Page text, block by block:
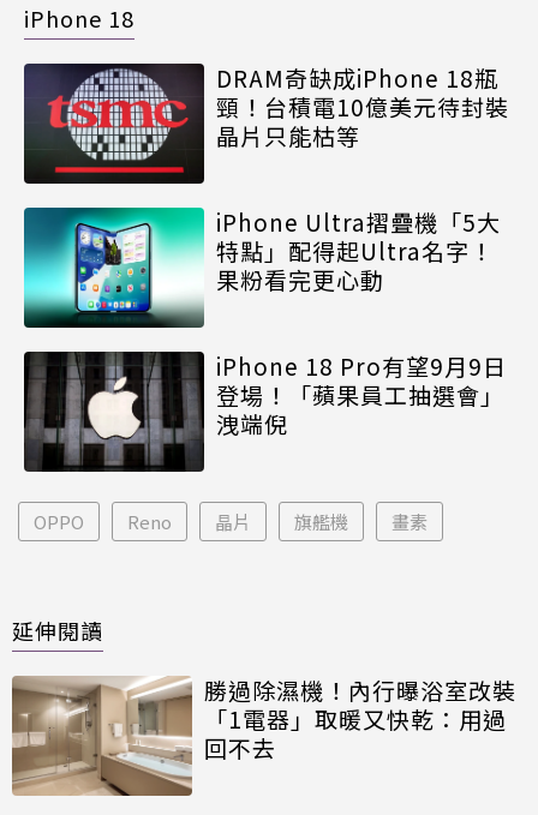
iPhone 18
DRAM奇缺成iPhone 18瓶
頸！台積電10億美元待封裝
晶片只能枯等
iPhone Ultra摺疊機「5大
特點」配得起Ultra名字！
果粉看完更心動
iPhone 18 Pro有望9月9日
登場！「蘋果員工抽選會」
洩端倪
OPPO Reno 晶片 旗艦機 畫素
延伸閱讀
勝過除濕機！內行曝浴室改裝
「1電器」取暖又快乾：用過
回不去